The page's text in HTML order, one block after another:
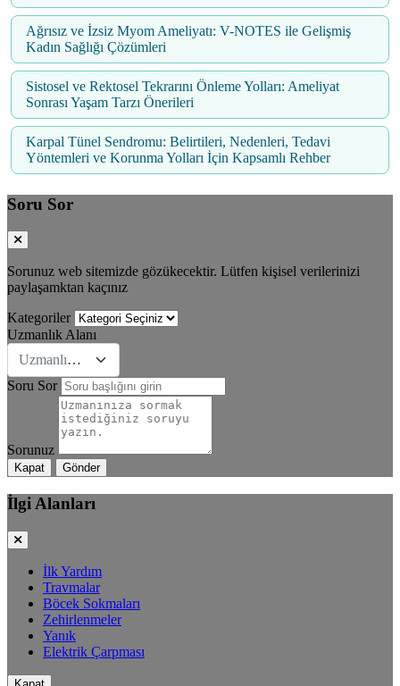
Ağrısız ve İzsiz Myom Ameliyatı: V-NOTES ile Gelişmiş
Kadın Sağlığı Çözümleri
Sistosel ve Rektosel Tekrarını Önleme Yolları: Ameliyat
Sonrası Yaşam Tarzı Önerileri
Karpal Tünel Sendromu: Belirtileri, Nedenleri, Tedavi
Yöntemleri ve Korunma Yolları İçin Kapsamlı Rehber
Soru Sor
Sorunuz web sitemizde gözükecektir. Lütfen kişisel verilerinizi
paylaşamktan kaçınız
Kategoriler
Uzmanlık Alanı
Uzmanlık Se&#231;iniz
Soru Sor
Sorunuz
Kapat Gönder
İlgi Alanları
İlk Yardım
Travmalar
Böcek Sokmaları
Zehirlenmeler
Yanık
Elektrik Çarpması